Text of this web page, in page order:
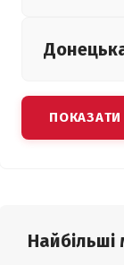
ПОКАЗАТИ
Найбільші